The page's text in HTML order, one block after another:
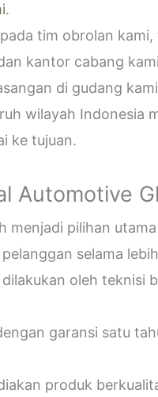
.
tim obrolan
kantor cabang
di gudang
wilayah Indonesia
ke tujuan.
Automotive
menjadi pilihan
selama
oleh teknisi
garansi satu
produk